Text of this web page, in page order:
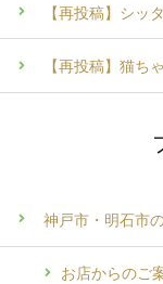
【再投稿】シッ
【再投稿】猫ち
神戸市・明石市
お店からのご